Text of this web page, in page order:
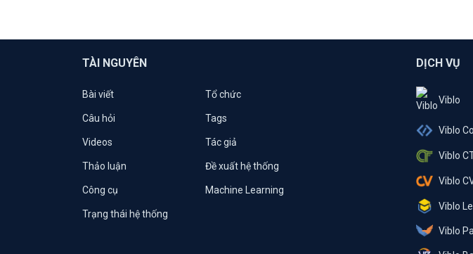
TÀI NGUYÊN
Bài viết Tổ chức
Câu hỏi Tags
Videos Tác giả
Thảo luận Đề xuất hệ thống
Công cụ Machine Learning
Trạng thái hệ thống
DỊCH VỤ
Viblo
Viblo
Viblo
Viblo
Viblo
Viblo